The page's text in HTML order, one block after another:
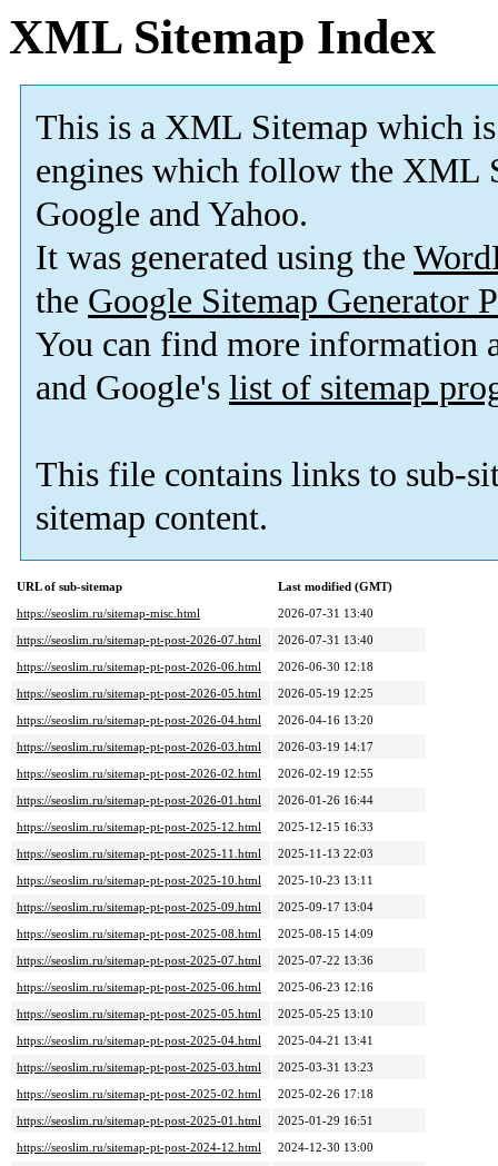
XML Sitemap Index
This is a XML Sitemap which is
engines which follow the XML
Google and Yahoo.
It was generated using the
the Google Sitemap Generator
You can find more information
and Google's list of sitemap
This file contains links to sub-
sitemap content.
URL of sub-sitemap
Last modified (GMT)
https://seoslim.ru/sitemap-misc.html
2026-07-31 13:40
https://seoslim.ru/sitemap-pt-post-2026-07.html
2026-07-31 13:40
https://seoslim.ru/sitemap-pt-post-2026-06.html
2026-06-30 12:18
https://seoslim.ru/sitemap-pt-post-2026-05.html
2026-05-19 12:25
https://seoslim.ru/sitemap-pt-post-2026-04.html
2026-04-16 13:20
https://seoslim.ru/sitemap-pt-post-2026-03.html
2026-03-19 14:17
https://seoslim.ru/sitemap-pt-post-2026-02.html
2026-02-19 12:55
https://seoslim.ru/sitemap-pt-post-2026-01.html
2026-01-26 16:44
https://seoslim.ru/sitemap-pt-post-2025-12.html
2025-12-15 16:33
https://seoslim.ru/sitemap-pt-post-2025-11.html
2025-11-13 22:03
https://seoslim.ru/sitemap-pt-post-2025-10.html
2025-10-23 13:11
https://seoslim.ru/sitemap-pt-post-2025-09.html
2025-09-17 13:04
https://seoslim.ru/sitemap-pt-post-2025-08.html
2025-08-15 14:09
https://seoslim.ru/sitemap-pt-post-2025-07.html
2025-07-22 13:36
https://seoslim.ru/sitemap-pt-post-2025-06.html
2025-06-23 12:16
https://seoslim.ru/sitemap-pt-post-2025-05.html
2025-05-25 13:10
https://seoslim.ru/sitemap-pt-post-2025-04.html
2025-04-21 13:41
https://seoslim.ru/sitemap-pt-post-2025-03.html
2025-03-31 13:23
https://seoslim.ru/sitemap-pt-post-2025-02.html
2025-02-26 17:18
https://seoslim.ru/sitemap-pt-post-2025-01.html
2025-01-29 16:51
https://seoslim.ru/sitemap-pt-post-2024-12.html
2024-12-30 13:00